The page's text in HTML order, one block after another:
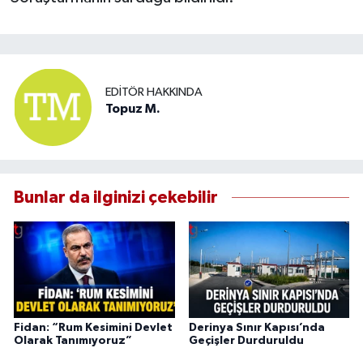
EDITÖR HAKKINDA
Topuz M.
Bunlar da ilginizi çekebilir
Fidan: “Rum Kesimini Devlet
Olarak Tanımıyoruz”
Derinya Sınır Kapısı’nda
Geçişler Durduruldu